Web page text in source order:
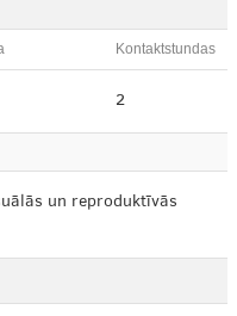
Kontaktstundas
2
un reproduktīvās